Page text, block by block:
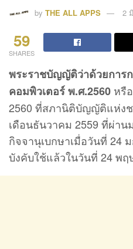
by THE ALL APPS 2
59
SHARES
พระราชบัญญัติว่าด้วยการ
คอมพิวเตอร์ พ.ศ.2560 หรื
2560 ที่สภานิติบัญญัติแห่ง
เดือนธันวาคม 2559 ที่ผ่าน
กิจจานุเบกษาเมื่อวันที่ 24
บังคับใช้แล้วในวันที่ 24 พ